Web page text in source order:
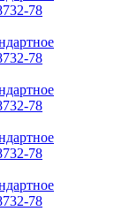
78
78
78
78
78